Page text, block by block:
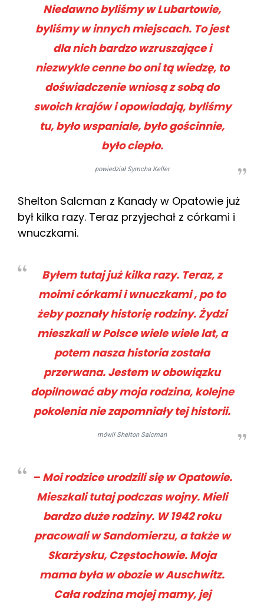
Niedawno byliśmy w Lubartowie,
byliśmy w innych miejscach. To jest
dla nich bardzo wzruszające i
niezwykle cenne bo oni tą wiedzę, to
doświadczenie wniosą z sobą do
swoich krajów i opowiadają, byliśmy
tu, było wspaniale, było gościnnie,
było ciepło.
powiedział Symcha Keller
Shelton Salcman z Kanady w Opatowie już
był kilka razy. Teraz przyjechał z córkami i
wnuczkami.
Byłem tutaj już kilka razy. Teraz, z
moimi córkami i wnuczkami , po to
żeby poznały historię rodziny. Żydzi
mieszkali w Polsce wiele wiele lat, a
potem nasza historia została
przerwana. Jestem w obowiązku
dopilnować aby moja rodzina, kolejne
pokolenia nie zapomniały tej historii.
mówił Shelton Salcman
– Moi rodzice urodzili się w Opatowie.
Mieszkali tutaj podczas wojny. Mieli
bardzo duże rodziny. W 1942 roku
pracowali w Sandomierzu, a także w
Skarżysku, Częstochowie. Moja
mama była w obozie w Auschwitz.
Cała rodzina mojej mamy, jej